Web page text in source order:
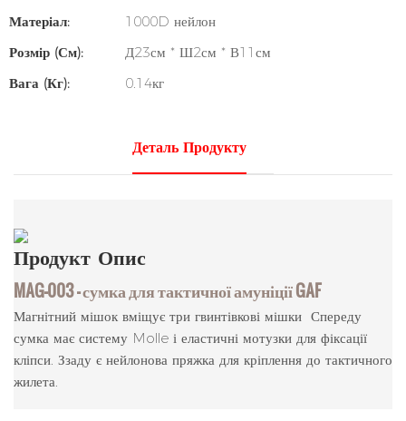
Матеріал:
1000D нейлон
Розмір (см):
Д23см * Ш2см * В11см
Вага (кг):
0.14кг
Деталь Продукту
Продукт Опис
MAG-003 — сумка для тактичної амуніції GAF
Магнітний мішок вміщує три гвинтівкові мішки Спереду
сумка має систему Molle і еластичні мотузки для фіксації
кліпси. Ззаду є нейлонова пряжка для кріплення до тактичного
жилета.